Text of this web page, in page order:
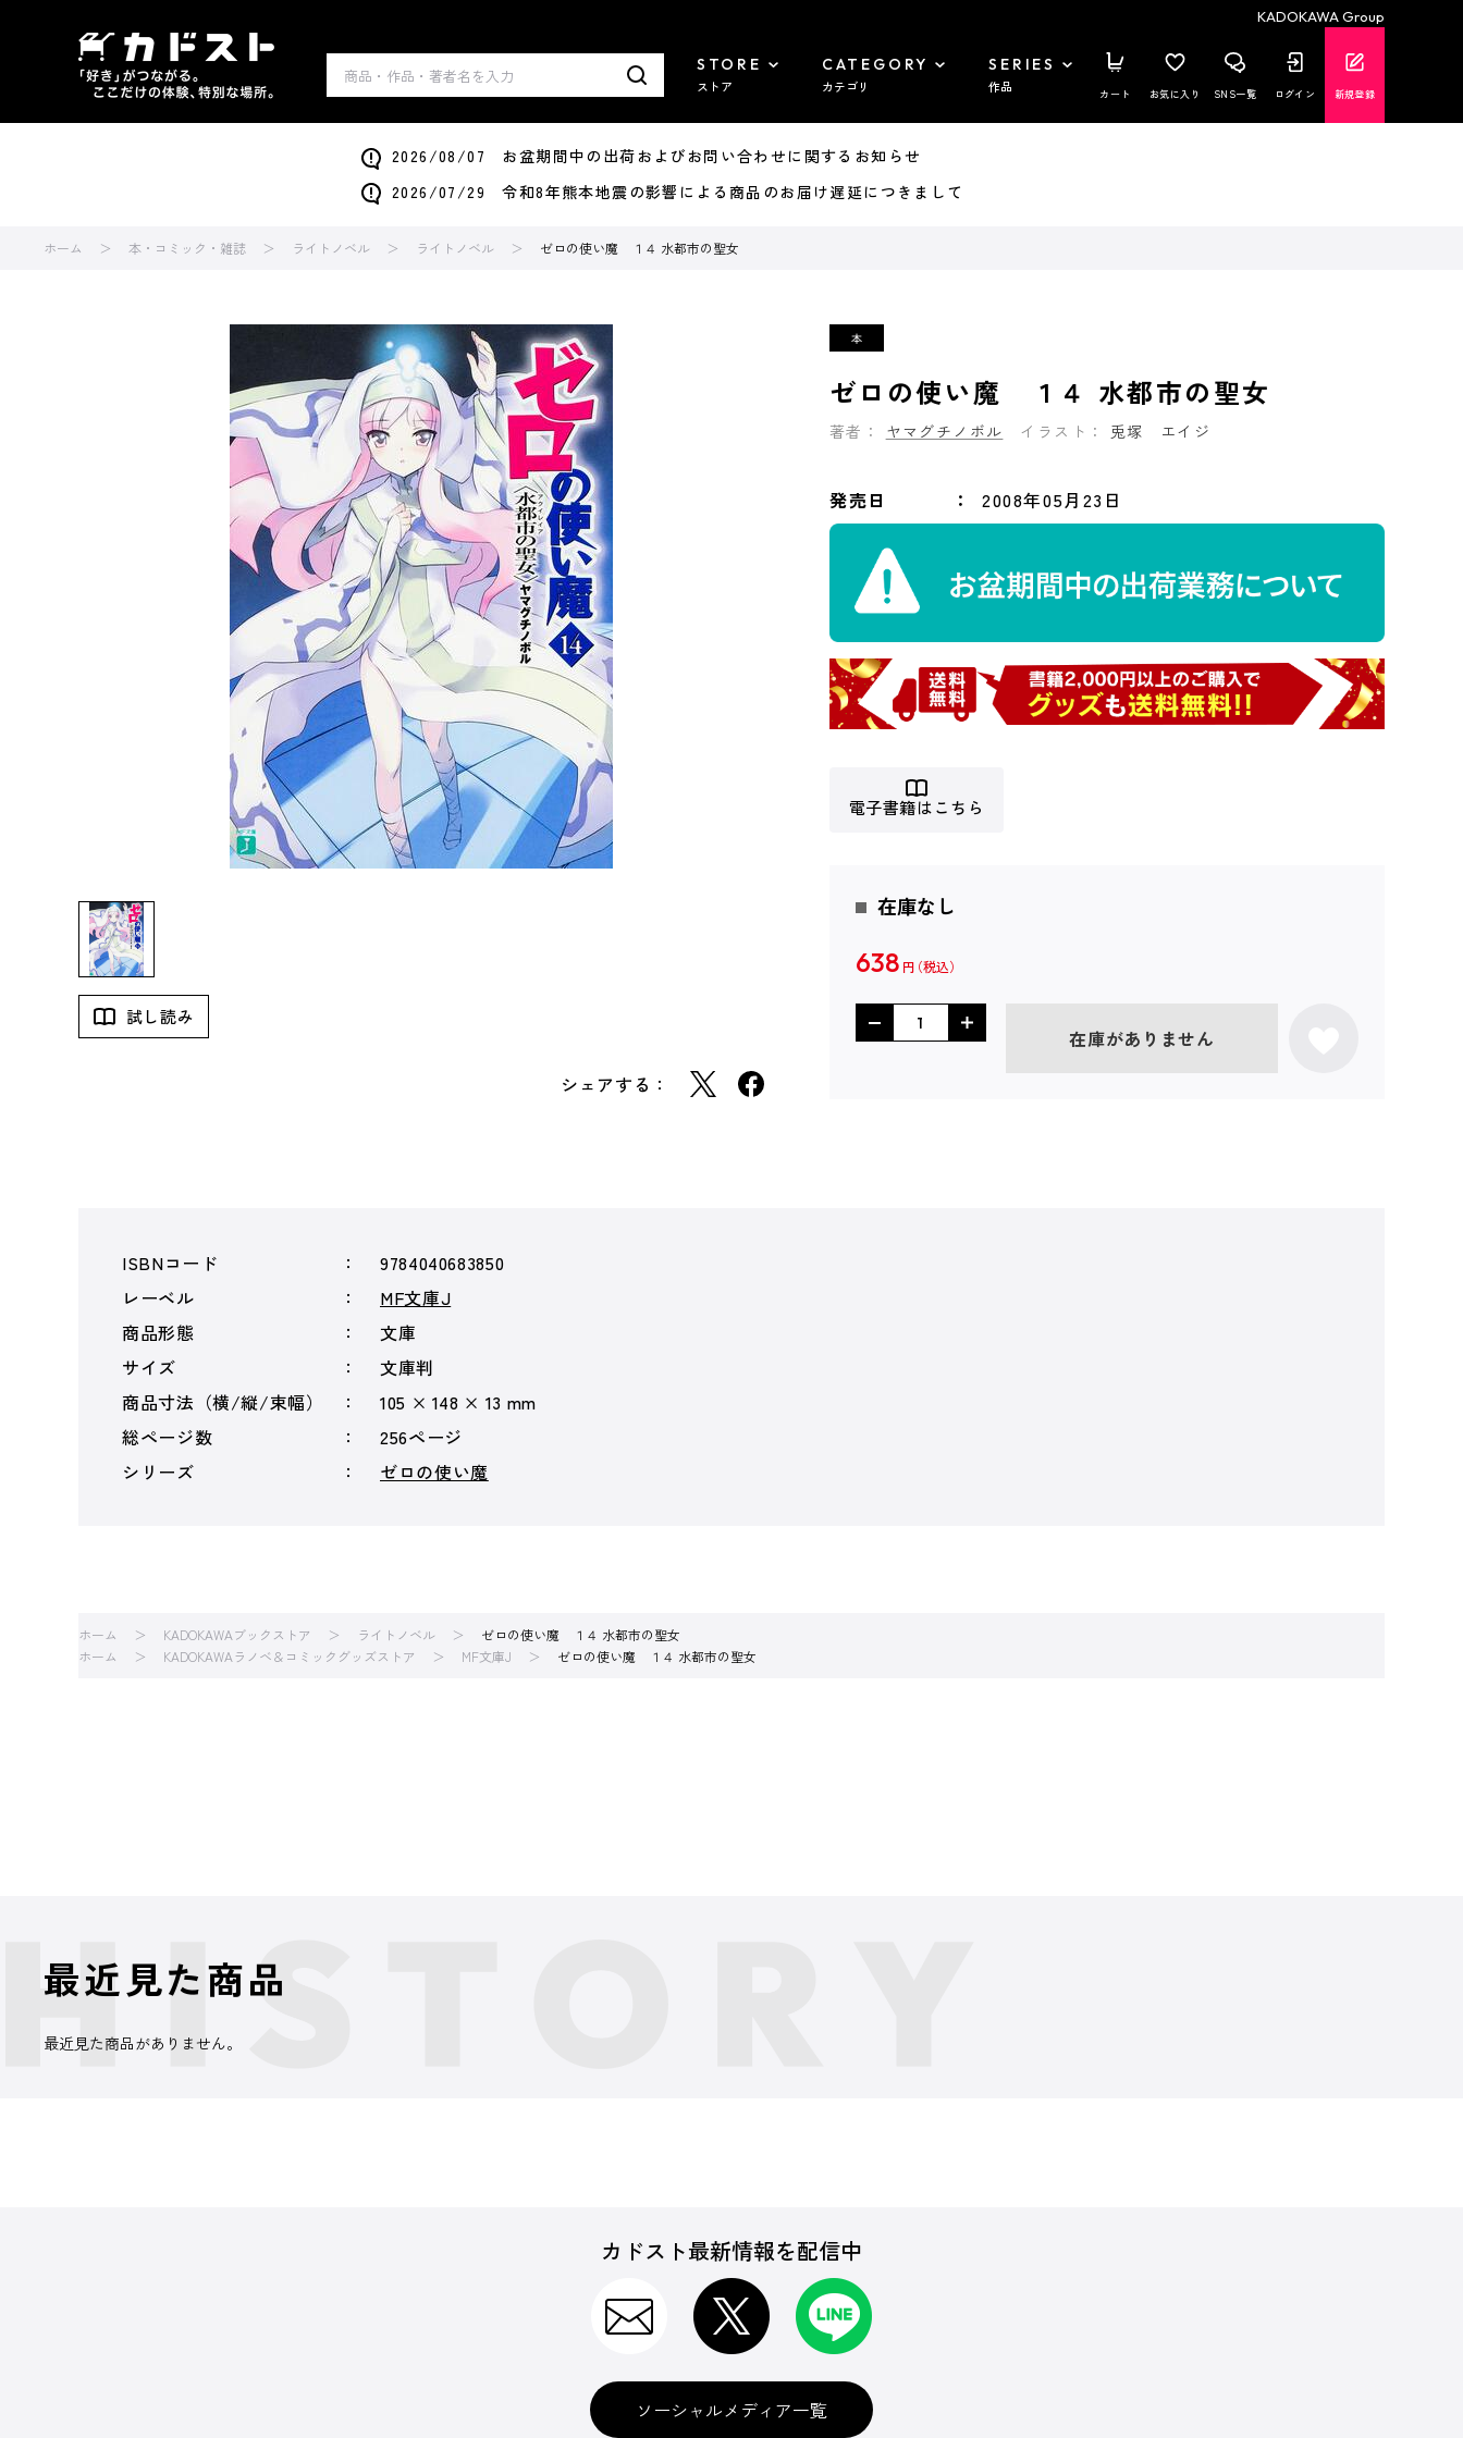
KADOKAWA Group
STORE
ストア
CATEGORY
カテゴリ
SERIES
作品 カート お気に入り SNS一覧 ログイン 新規登録
2026/08/07 お盆期間中の出荷およびお問い合わせに関するお知らせ
2026/07/29 令和8年熊本地震の影響による商品のお届け遅延につきまして
ホーム 本・コミック・雑誌 ライトノベル ライトノベル ゼロの使い魔 １４ 水都市の聖女
試し読み
シェアする：
ゼロの使い魔 １４ 水都市の聖女
著者： ヤマグチノボル イラスト： 兎塚 エイジ
発売日 2008年05月23日
電子書籍はこちら
在庫なし
638 円
在庫がありません
ISBNコード
9784040683850
レーベル
MF文庫J
商品形態
文庫
サイズ
文庫判
商品寸法（横/縦/束幅）
105 × 148 × 13 mm
総ページ数
256ページ
シリーズ
ゼロの使い魔
ホーム KADOKAWAブックストア ライトノベル
ゼロの使い魔 １４ 水都市の聖女
ホーム
KADOKAWAラノベ＆コミックグッズストア MF文庫J ゼロの使い魔 １４ 水都市の聖女
最近見た商品
最近見た商品がありません。
カドスト最新情報を配信中
ソーシャルメディア一覧